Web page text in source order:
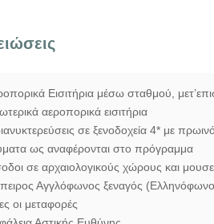
Εισιτήρια μέσω σταθμού,
αεροπορικά εισιτήρια
σε ξενοδοχεία 4* με
ως αναφέρονται στο πρόγραμμα
σε αρχαιολογικούς χώρους και
Αγγλόφωνος ξεναγός
οι μεταφορές